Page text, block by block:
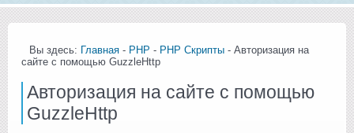
Вы здесь: Главная - PHP - PHP Скрипты - Авторизация на
сайте с помощью GuzzleHttp
Авторизация на сайте с помощью
GuzzleHttp